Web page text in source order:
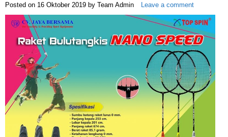
Posted on 16 Oktober 2019 by Team Admin Leave a comment